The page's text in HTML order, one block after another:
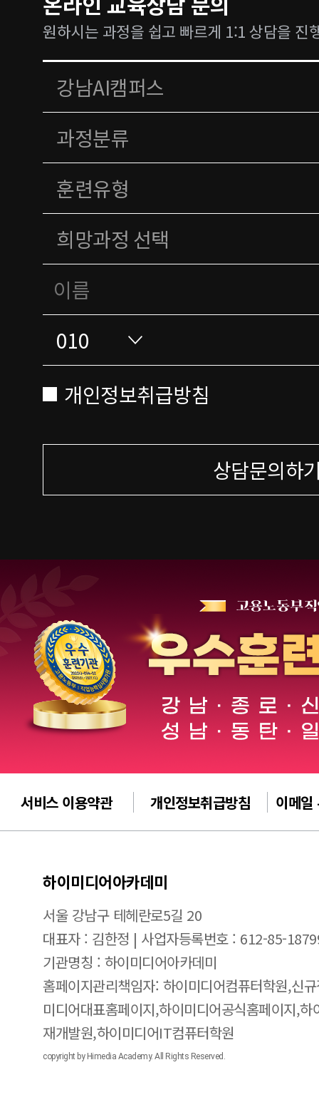
원하시는 과정을 쉽고 빠르게 1:1 상담을 진
개인정보취급방침
상담문의하
서비스 이용약관 개인정보취급방침 이메일
하이미디어아카데미
서울 강남구 테헤란로5길 20
대표자 : 김한정 | 사업자등록번호 : 612-85-
기관명칭 : 하이미디어아카데미
홈페이지관리책임자: 하이미디어컴퓨터학원,신
미디어대표홈페이지,하이미디어공식홈페이지,
재개발원,하이미디어IT컴퓨터학원
copyright by Himedia Academy. All Rights Reserved.